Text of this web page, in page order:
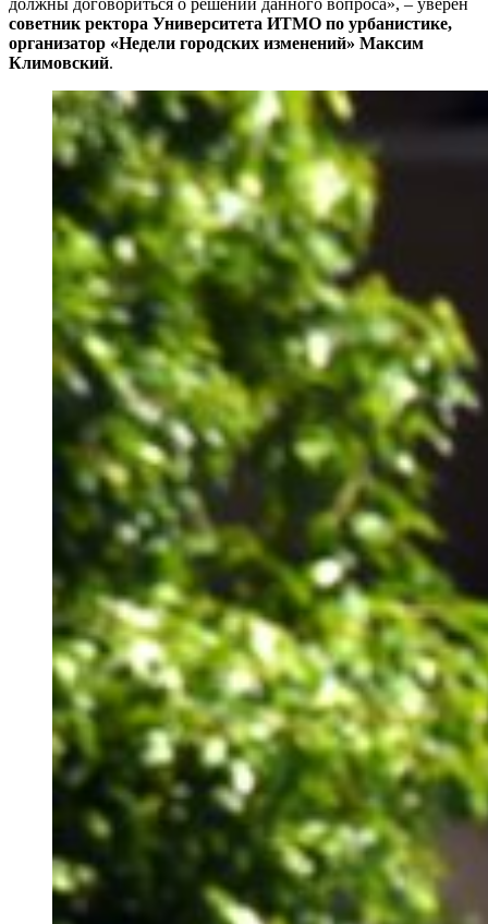
советник ректора Университета ИТМО по урбанистике,
организатор «Недели городских изменений» Максим
Климовский.